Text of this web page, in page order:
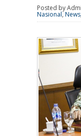
Posted by
Nasional,News